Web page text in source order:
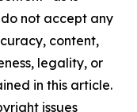
not accept any
content,
legality, or
in this article.
issues